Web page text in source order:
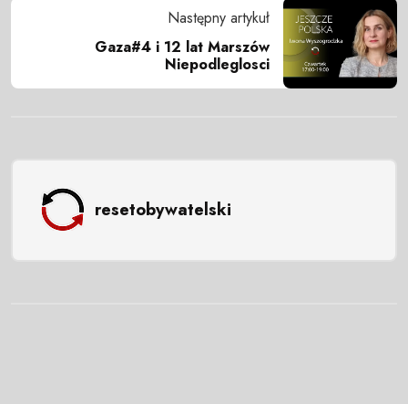
Następny artykuł
Gaza#4 i 12 lat Marszów
Niepodleglosci
resetobywatelski